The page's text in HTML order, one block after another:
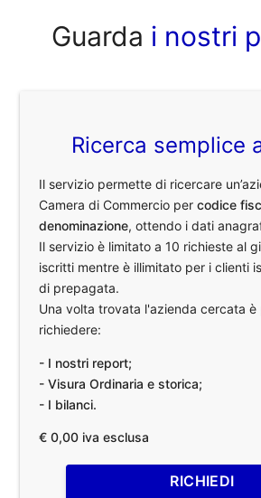
Guarda i nostri
Ricerca semplice
Il servizio permette di ricercare
Camera di Commercio percodice
denominazione, ottendo i dati
Il servizio è limitato a 10 richieste al
iscritti mentre è illimitato per i clienti
di prepagata.
Una volta trovata l'azienda cercata è
richiedere:
- I nostri report;
- Visura Ordinaria e storica;
- I bilanci.
€ 0,00 iva esclusa
RICHIEDI